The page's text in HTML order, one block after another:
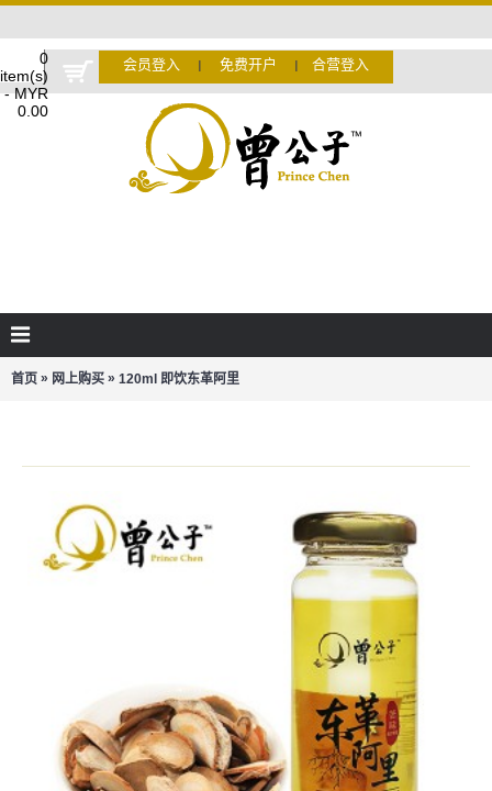
0
item(s)
- MYR
0.00
会员登入 免费开户 合营登入
首页 » 网上购买 » 120ml 即饮东革阿里